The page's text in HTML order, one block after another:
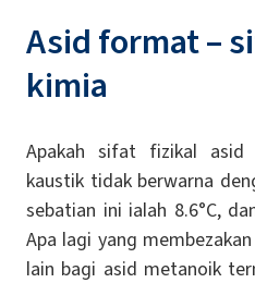
Asid format –
kimia
Apakah sifat fizikal asid
kaustik tidak berwarna
sebatian ini ialah 8.6°C,
Apa lagi yang
lain bagi asid metanoik